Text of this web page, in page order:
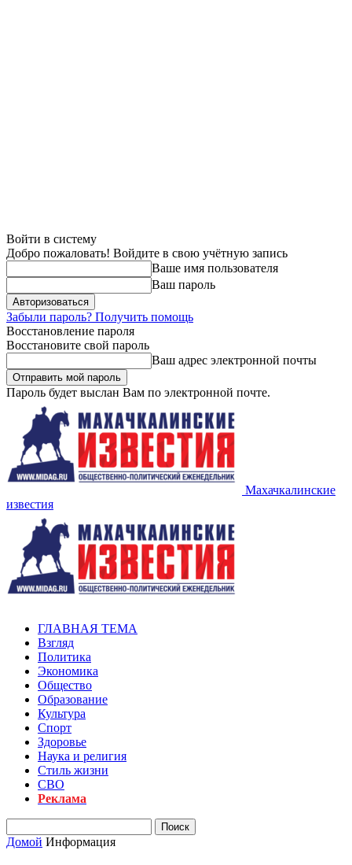
Войти в систему
Добро пожаловать! Войдите в свою учётную запись
Ваше имя пользователя
Ваш пароль
Забыли пароль? Получить помощь
Восстановление пароля
Восстановите свой пароль
Ваш адрес электронной почты
Пароль будет выслан Вам по электронной почте.
Махачкалинские
известия
ГЛАВНАЯ ТЕМА
Взгляд
Политика
Экономика
Общество
Образование
Культура
Спорт
Здоровье
Наука и религия
Стиль жизни
СВО
Реклама
Домой Информация